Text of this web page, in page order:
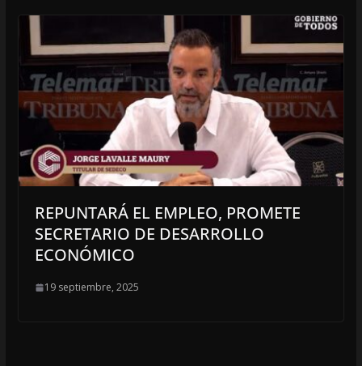
REPUNTARÁ EL EMPLEO, PROMETE
SECRETARIO DE DESARROLLO
ECONÓMICO
19 septiembre, 2025